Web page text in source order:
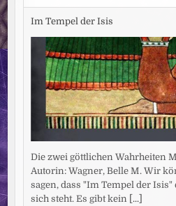
Im Tempel der Isis
Die zwei göttlichen Wahrheiten
Autorin: Wagner, Belle M. Wir
sagen, dass "Im Tempel der
sich steht. Es gibt kein [...]